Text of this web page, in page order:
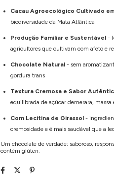
Cacau Agroecológico Cultivado
biodiversidade da Mata Atlântica
Produção Familiar e Sustentável -
agricultores que cultivam com afeto e
Chocolate Natural - sem
gordura trans
Textura Cremosa e Sabor
equilibrada de açúcar demerara, massa
Com Lecitina de Girassol -
cremosidade e é mais saudável que a
Um chocolate de verdade: saboroso,
contém glúten.